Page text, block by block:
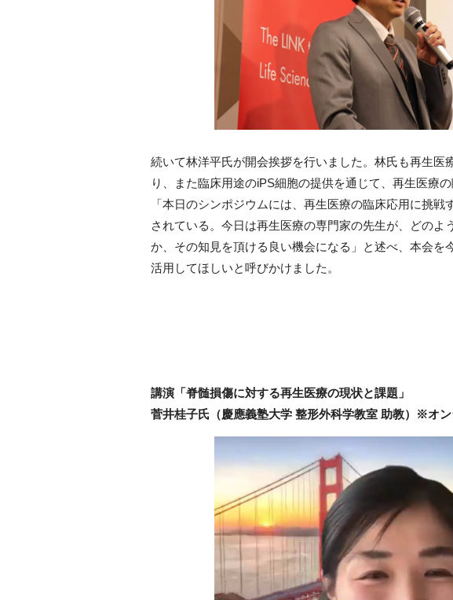
続いて林洋平氏が開会挨拶を行いました。林氏も再生医
り、また臨床用途のiPS細胞の提供を通じて、再生医療
「本日のシンポジウムには、再生医療の臨床応用に挑
されている。今日は再生医療の専門家の先生が、どのよ
か、その知見を頂ける良い機会になる」と述べ、本会を
活用してほしいと呼びかけました。
講演「脊髄損傷に対する再生医療の現状と課題」
菅井桂子氏（慶應義塾大学 整形外科学教室 助教）※オ